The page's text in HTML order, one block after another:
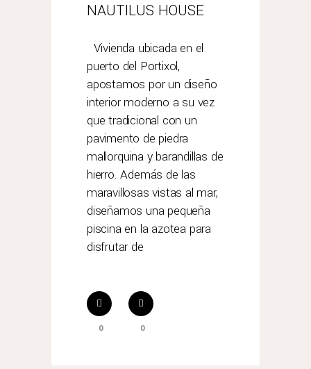
NAUTILUS HOUSE
Vivienda ubicada en el
puerto del Portixol,
apostamos por un diseño
interior moderno a su vez
que tradicional con un
pavimento de piedra
mallorquina y barandillas de
hierro. Además de las
maravillosas vistas al mar,
diseñamos una pequeña
piscina en la azotea para
disfrutar de
0 0